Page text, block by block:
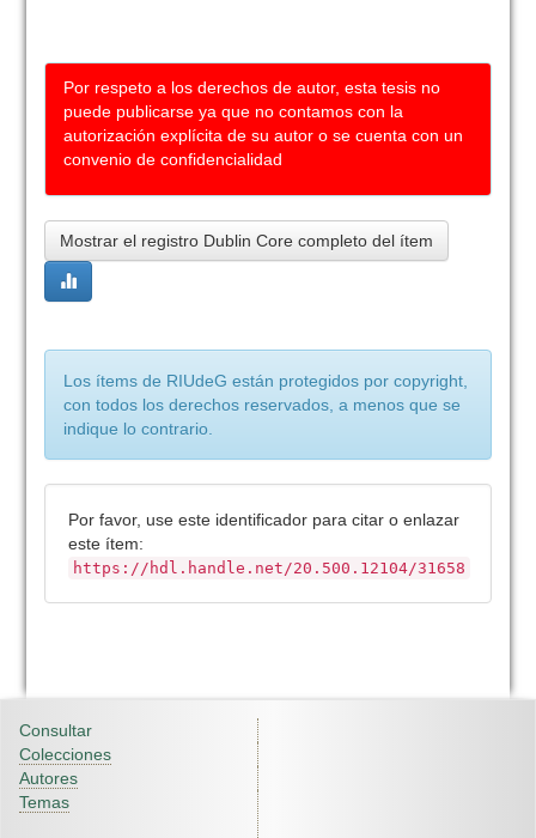
Por respeto a los derechos de autor, esta tesis no
puede publicarse ya que no contamos con la
autorización explícita de su autor o se cuenta con un
convenio de confidencialidad
Mostrar el registro Dublin Core completo del ítem
Los ítems de RIUdeG están protegidos por copyright,
con todos los derechos reservados, a menos que se
indique lo contrario.
Por favor, use este identificador para citar o enlazar
este ítem:
https://hdl.handle.net/20.500.12104/31658
Consultar
Colecciones
Autores
Temas